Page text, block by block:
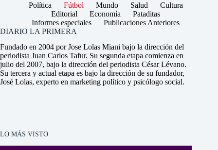
Política Fútbol Mundo Salud
Cultura
Editorial
Economía
Pataditas
Informes especiales
Publicaciones Anteriores
DIARIO LA PRIMERA
Fundado en 2004 por Jose Lolas Miani bajo la dirección del
periodista Juan Carlos Tafur. Su segunda etapa comienza en
julio del 2007, bajo la dirección del periodista César Lévano.
Su tercera y actual etapa es bajo la dirección de su fundador,
José Lolas, experto en marketing político y psicólogo social.
LO MÁS VISTO